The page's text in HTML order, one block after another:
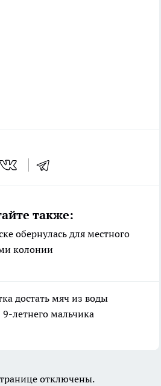
также:
обернулась для местного
колонии
достать мяч из воды
летнего мальчика
отключены.